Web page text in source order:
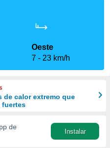
Oeste
7
23 km/h
de calor extremo que
fuertes
de
Instalar